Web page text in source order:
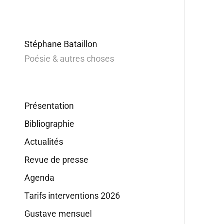
Stéphane Bataillon
Poésie & autres choses
Présentation
Bibliographie
Actualités
Revue de presse
Agenda
Tarifs interventions 2026
Gustave mensuel